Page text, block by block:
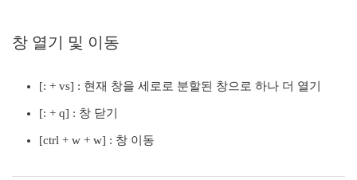
창 열기 및 이동
[: + vs] : 현재 창을 세로로 분할된 창으로 하나 더 열기
[: + q] : 창 닫기
[ctrl + w + w] : 창 이동